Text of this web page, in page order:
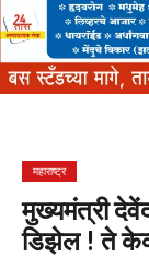
महाराष्ट्र
मुख्यमंत्री
डिझेल ! ते